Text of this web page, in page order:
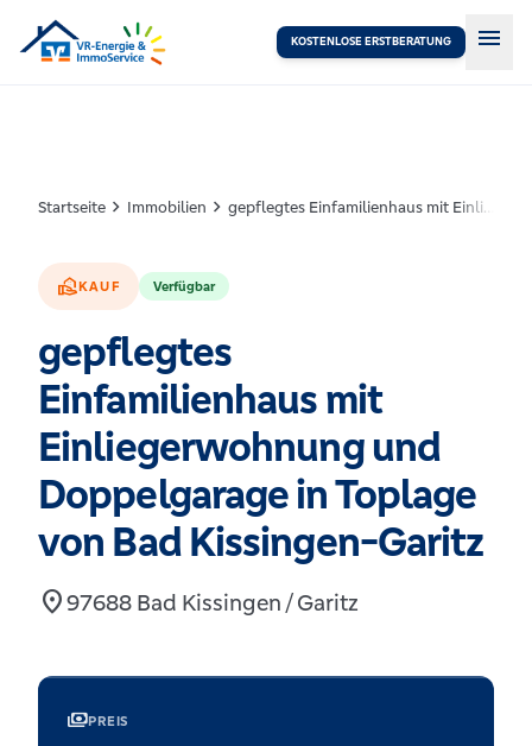
KOSTENLOSE ERSTBERATUNG menu
Startseite chevron_right Immobilien chevron_right gepflegtes Einfamilienhaus mit Einliegerwohnung und Doppelgarage in Toplage von Bad Kissingen-Garitz
real_estate_agentKAUF Verfügbar
gepflegtes
Einfamilienhaus mit
Einliegerwohnung und
Doppelgarage in Toplage
von Bad Kissingen-Garitz
location_on97688 Bad Kissingen / Garitz
paymentsPREIS